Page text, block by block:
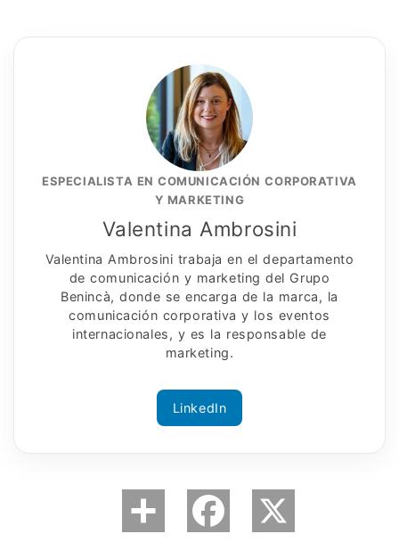
ESPECIALISTA EN COMUNICACIÓN CORPORATIVA
Y MARKETING
Valentina Ambrosini
Valentina Ambrosini trabaja en el departamento
de comunicación y marketing del Grupo
Benincà, donde se encarga de la marca, la
comunicación corporativa y los eventos
internacionales, y es la responsable de
marketing.
LinkedIn